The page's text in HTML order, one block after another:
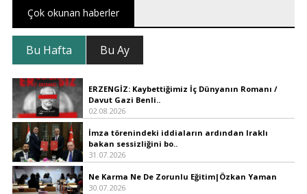
Çok okunan haberler
Bu Hafta Bu Ay
ERZENGİZ: Kaybettiğimiz İç Dünyanın Romanı /
Davut Gazi Benli..
02.08.2026
İmza törenindeki iddiaların ardından Iraklı
bakan sessizliğini bo..
31.07.2026
Ne Karma Ne De Zorunlu Eğitim|Özkan Yaman
30.07.2026